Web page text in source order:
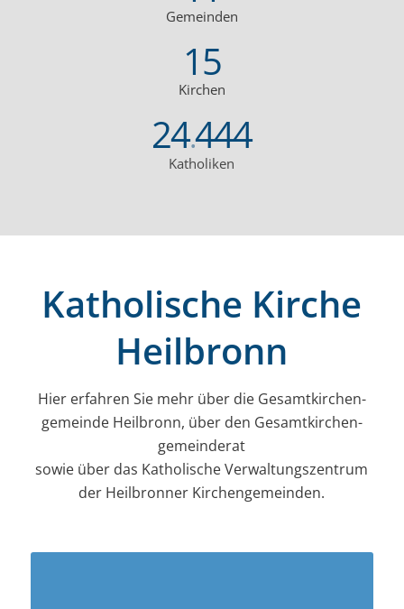
Gemeinden
15
Kirchen
24.444
Katholiken
Katholische Kirche
Heilbronn
Hier erfahren Sie mehr über die Gesamt­kirchen­
gemeinde Heilbronn, über den Gesamt­kirchen­
gemeinderat
sowie über das Katholische Verwaltungszentrum
der Heilbronner Kirchengemeinden.